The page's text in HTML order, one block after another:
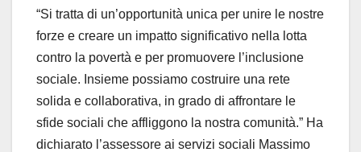
“Si tratta di un’opportunità unica per unire le nostre
forze e creare un impatto significativo nella lotta
contro la povertà e per promuovere l’inclusione
sociale. Insieme possiamo costruire una rete
solida e collaborativa, in grado di affrontare le
sfide sociali che affliggono la nostra comunità.” Ha
dichiarato l’assessore ai servizi sociali Massimo